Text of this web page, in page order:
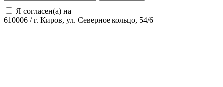
Я согласен(а) на
610006 /г. Киров, ул. Северное кольцо, 54/6